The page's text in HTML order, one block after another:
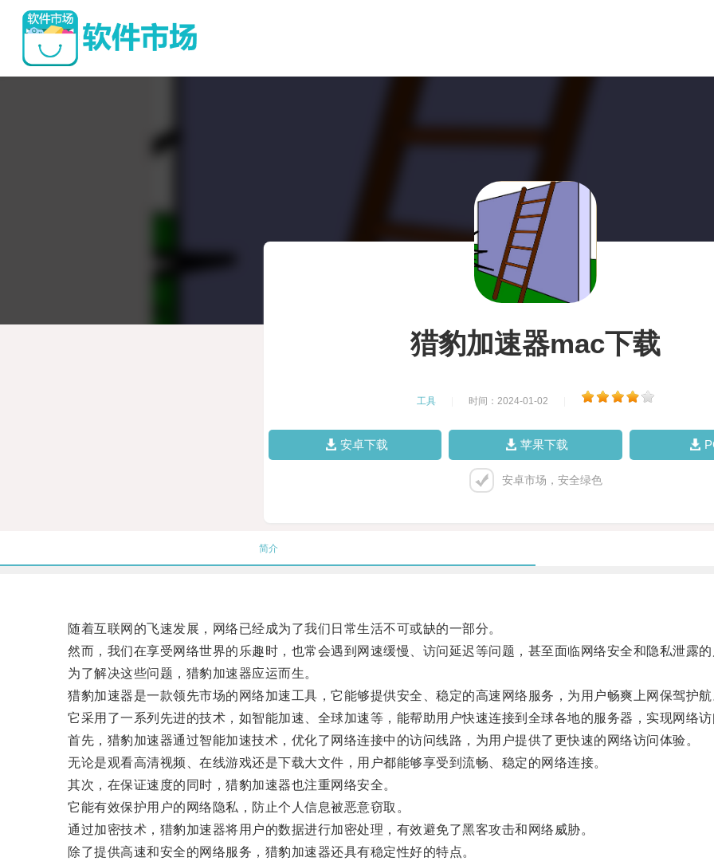
猎豹加速器mac下载
工具 时间：2024-01-02
安卓下载 苹果下载
安卓市场，安全绿色
简介
随着互联网的飞速发展，网络已经成为了我们日常生活不可或缺的一部分。
然而，我们在享受网络世界的乐趣时，也常会遇到网速缓慢、访问延迟等问题，甚至面临网络安全和隐私泄露的
为了解决这些问题，猎豹加速器应运而生。
猎豹加速器是一款领先市场的网络加速工具，它能够提供安全、稳定的高速网络服务，为用户畅爽上网保驾护航
它采用了一系列先进的技术，如智能加速、全球加速等，能帮助用户快速连接到全球各地的服务器，实现网络访
首先，猎豹加速器通过智能加速技术，优化了网络连接中的访问线路，为用户提供了更快速的网络访问体验。
无论是观看高清视频、在线游戏还是下载大文件，用户都能够享受到流畅、稳定的网络连接。
其次，在保证速度的同时，猎豹加速器也注重网络安全。
它能有效保护用户的网络隐私，防止个人信息被恶意窃取。
通过加密技术，猎豹加速器将用户的数据进行加密处理，有效避免了黑客攻击和网络威胁。
除了提供高速和安全的网络服务，猎豹加速器还具有稳定性好的特点。